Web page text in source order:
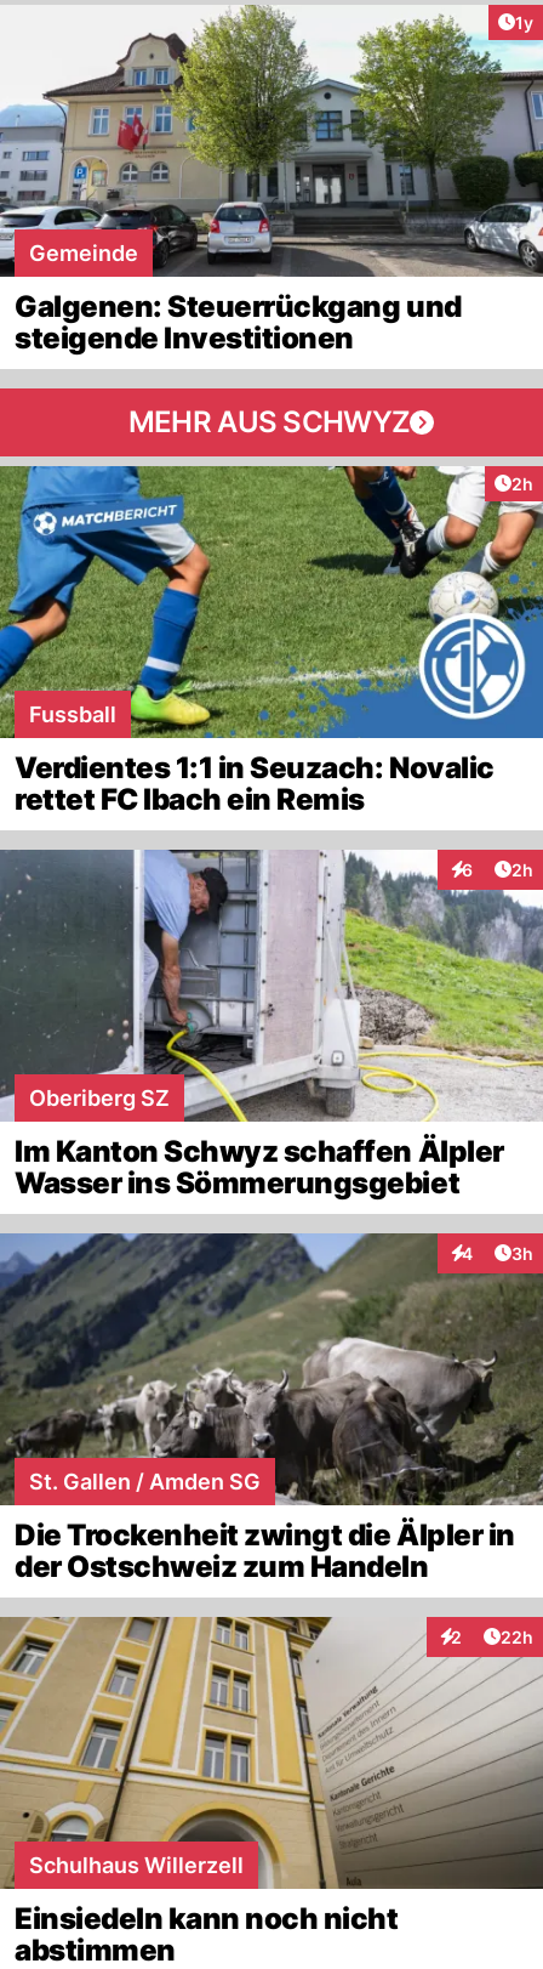
1y
Gemeinde
Galgenen: Steuerrückgang und
steigende Investitionen
MEHR AUS SCHWYZ
2h
Fussball
Verdientes 1:1 in Seuzach: Novalic
rettet FC Ibach ein Remis
6 2h
Oberiberg SZ
Im Kanton Schwyz schaffen Älpler
Wasser ins Sömmerungsgebiet
4 3h
St. Gallen / Amden SG
Die Trockenheit zwingt die Älpler in
der Ostschweiz zum Handeln
2
Interaktionen
22h
Schulhaus Willerzell
Einsiedeln kann noch nicht
abstimmen